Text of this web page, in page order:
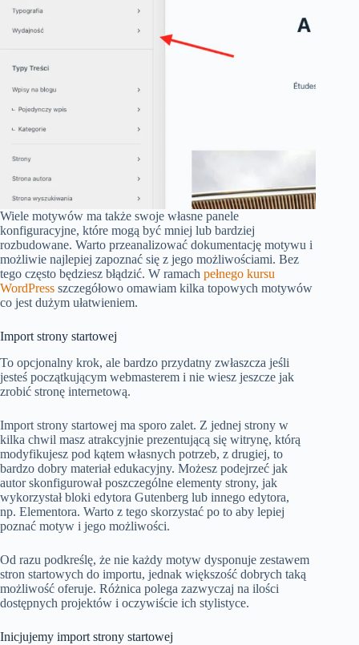
Wiele motywów ma także swoje własne panele
konfiguracyjne, które mogą być mniej lub bardziej
rozbudowane. Warto przeanalizować dokumentację motywu i
możliwie najlepiej zapoznać się z jego możliwościami. Bez
tego często będziesz błądzić. W ramach pełnego kursu
WordPress szczegółowo omawiam kilka topowych motywów
co jest dużym ułatwieniem.
Import strony startowej
To opcjonalny krok, ale bardzo przydatny zwłaszcza jeśli
jesteś początkującym webmasterem i nie wiesz jeszcze jak
zrobić stronę internetową.
Import strony startowej ma sporo zalet. Z jednej strony w
kilka chwil masz atrakcyjnie prezentującą się witrynę, którą
modyfikujesz pod kątem własnych potrzeb, z drugiej, to
bardzo dobry materiał edukacyjny. Możesz podejrzeć jak
autor skonfigurował poszczególne elementy strony, jak
wykorzystał bloki edytora Gutenberg lub innego edytora,
np. Elementora. Warto z tego skorzystać po to aby lepiej
poznać motyw i jego możliwości.
Od razu podkreślę, że nie każdy motyw dysponuje zestawem
stron startowych do importu, jednak większość dobrych taką
możliwość oferuje. Różnica polega zazwyczaj na ilości
dostępnych projektów i oczywiście ich stylistyce.
Inicjujemy import strony startowej